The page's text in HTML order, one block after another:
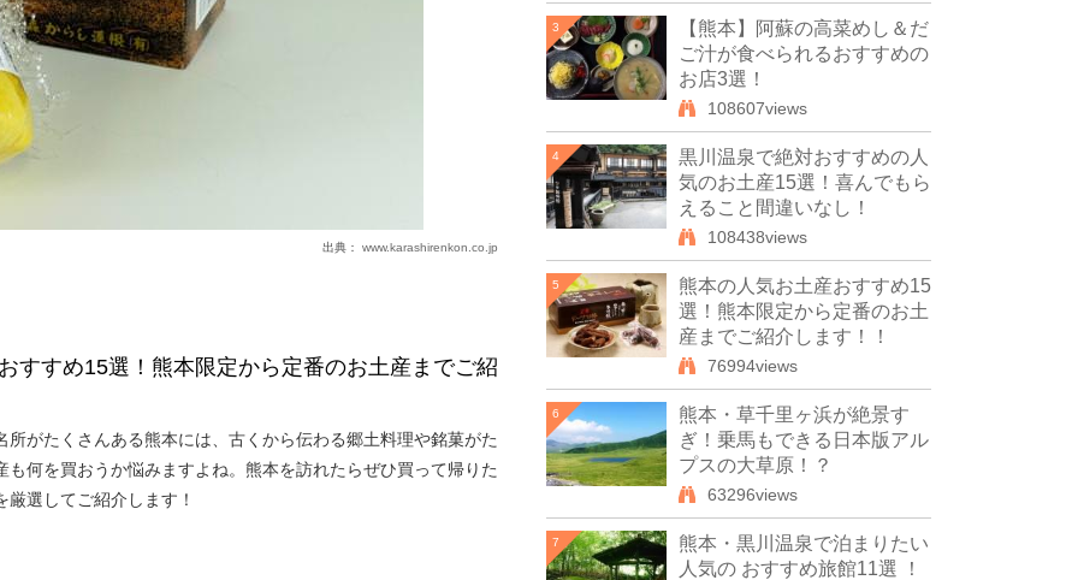
出典： www.karashirenkon.co.jp
すすめ15選！熊本限定から定番のお土産までご紹
所がたくさんある熊本には、古くから伝わる郷土料理や銘菓がた
も何を買おうか悩みますよね。熊本を訪れたらぜひ買って帰りた
選してご紹介します！
3
【熊本】阿蘇の高菜めし＆だ
ご汁が食べられるおすすめの
お店3選！
108607views
4
黒川温泉で絶対おすすめの人
気のお土産15選！喜んでもら
えること間違いなし！
108438views
5
熊本の人気お土産おすすめ15
選！熊本限定から定番のお土
産までご紹介します！！
76994views
6
熊本・草千里ヶ浜が絶景す
ぎ！乗馬もできる日本版アル
プスの大草原！？
63296views
7
熊本・黒川温泉で泊まりたい
人気の おすすめ旅館11選 ！